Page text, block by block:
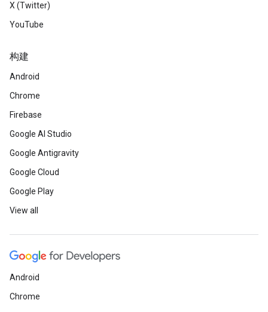
X (Twitter)
YouTube
构建
Android
Chrome
Firebase
Google AI Studio
Google Antigravity
Google Cloud
Google Play
View all
Android
Chrome